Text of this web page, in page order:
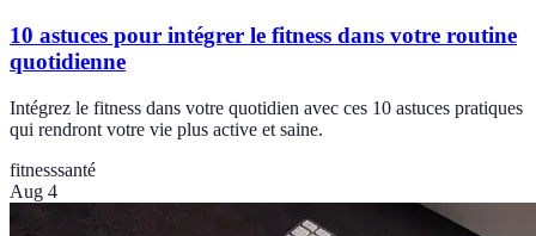
10 astuces pour intégrer le fitness dans votre routine
quotidienne
Intégrez le fitness dans votre quotidien avec ces 10 astuces pratiques
qui rendront votre vie plus active et saine.
fitnesssanté
Aug 4